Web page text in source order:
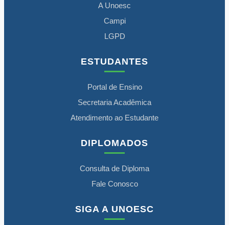
A Unoesc
Campi
LGPD
ESTUDANTES
Portal de Ensino
Secretaria Acadêmica
Atendimento ao Estudante
DIPLOMADOS
Consulta de Diploma
Fale Conosco
SIGA A UNOESC